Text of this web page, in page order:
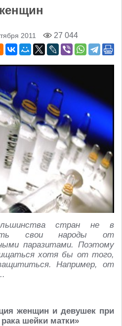
2011 27 044
стран не в
свои народы от
паразитами. Поэтому
хотя бы от того,
Например, от
женщин и девушек при
шейки матки»